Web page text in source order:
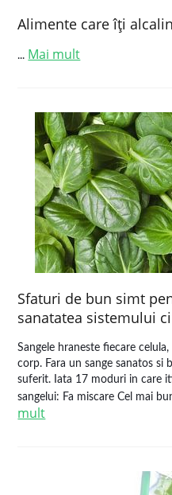
Alimente care îţi
... Mai mult
Sfaturi de bun simt
sanatatea sistemului
Sangele hraneste fiecare
corp. Fara un sange sanatos si
suferit. Iata 17 moduri in care
sangelui: Fa miscare Cel mai
mult